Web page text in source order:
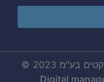
בע"מ 2023 ©
Digital